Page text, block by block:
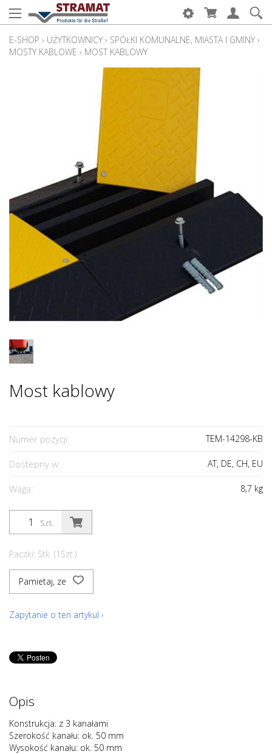
E-SHOP › UŻYTKOWNICY › SPÓŁKI KOMUNALNE, MIASTA I GMINY ›
MOSTY KABLOWE › MOST KABLOWY
Most kablowy
Numer pozycji: TEM-14298-KB
Dostepny w: AT, DE, CH, EU
Waga: 8,7 kg
Szt.
Paczki: Stk. (1Szt.)
Pamietaj, ze
Zapytanie o ten artykul ›
Opis
Konstrukcja: z 3 kanałami
Szerokość kanału: ok. 50 mm
Wysokość kanału: ok. 50 mm